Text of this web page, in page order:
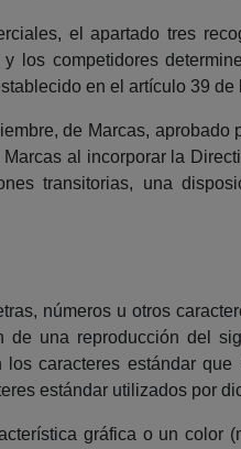
el apartado tres
los competidores
en el artículo 39
de Marcas, aprobado
al incorporar la
transitorias, una
números u otros
de una reproducción del
caracteres estándar
estándar utilizados por
gráfica o un color